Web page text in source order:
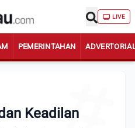
LIVE
PEMERINTAHAN
Keadilan